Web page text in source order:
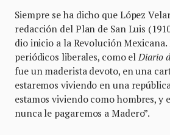
Siempre se ha dicho que López
redacción del Plan de San Luis
dio inicio a la Revolución
periódicos liberales, como elDiario
fue un maderista devoto, en una
estaremos viviendo en una
estamos viviendo como hombres, y
nunca le pagaremos a Madero”.